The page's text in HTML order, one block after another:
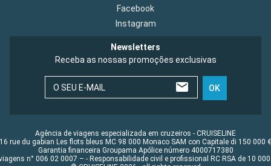
Facebook
Instagram
Newsletters
Receba as nossas promoções exclusivas
O SEU E-MAIL OK
Agência de viagens especializada em cruzeiros - CRUISELINE
16 rue du gabian Les flots bleus MC 98 000 Monaco SAM con Capitale di 150 000 €
Garantia financeira Groupama Apólice número 4000717380
n° 006 02 0007 – - Responsabilidade civil e profissional RC RSA de 10 000